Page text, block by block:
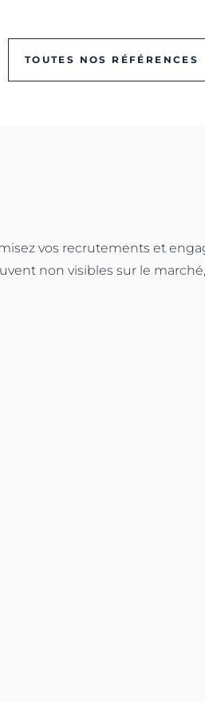
TOUTES NOS RÉFÉRENCES
vos recrutements et
non visibles sur le